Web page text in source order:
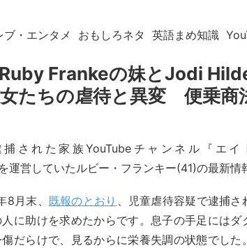
ブ・エンタメ おもしろネタ 英語まめ知識
Frankeの妹とJodi
たちの虐待と異変 便乗商
された家族YouTubeチャンネル『エ
運営していたルビー・フランキー(41)の最新情
月末、 既報のとおり 、児童虐待容疑で逮捕
に助けを求めたからです。息子の手足にはダ
だらけで、見るからに栄養失調の状態でし